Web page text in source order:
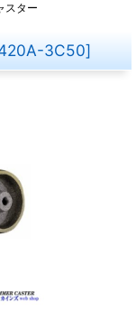
ター
3C50]